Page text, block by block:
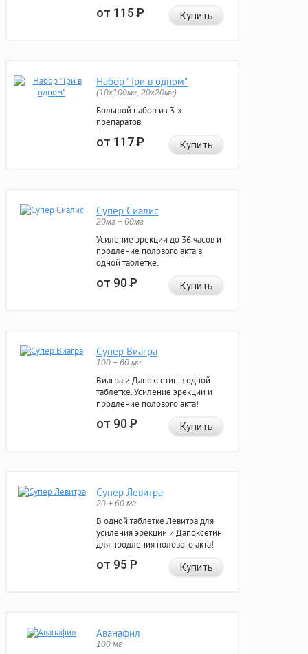
от 115Р Купить
Набор "Три в одном"
(10x100мг, 20x20мг)
Большой набор из 3-х
препаратов.
от 117Р Купить
Супер Сиалис
20мг + 60мг
Усиление эрекции до 36 часов и
продление полового акта в
одной таблетке.
от 90Р Купить
Супер Виагра
100 + 60 мг
Виагра и Дапоксетин в одной
таблетке. Усиление эрекции и
продление полового акта!
от 90Р Купить
Супер Левитра
20 + 60 мг
В одной таблетке Левитра для
усиления эрекции и Дапоксетин
для продления полового акта!
от 95Р Купить
Аванафил
100 мг